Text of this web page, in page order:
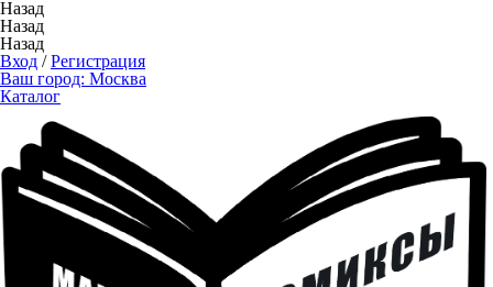
Назад
Назад
Назад
Вход /Регистрация
Ваш город: Москва
Каталог